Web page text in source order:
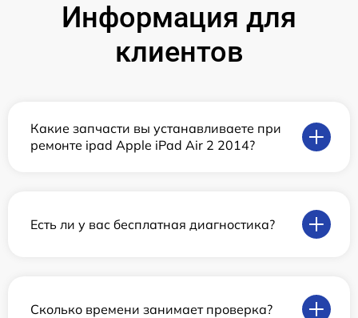
Информация для
клиентов
Какие запчасти вы устанавливаете при
ремонте ipad Apple iPad Air 2 2014?
Есть ли у вас бесплатная диагностика?
Сколько времени занимает проверка?